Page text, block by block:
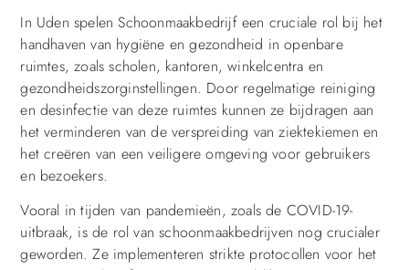
In Uden spelen Schoonmaakbedrijf een cruciale rol bij het
handhaven van hygiëne en gezondheid in openbare
ruimtes, zoals scholen, kantoren, winkelcentra en
gezondheidszorginstellingen. Door regelmatige reiniging
en desinfectie van deze ruimtes kunnen ze bijdragen aan
het verminderen van de verspreiding van ziektekiemen en
het creëren van een veiligere omgeving voor gebruikers
en bezoekers.
Vooral in tijden van pandemieën, zoals de COVID-19-
uitbraak, is de rol van schoonmaakbedrijven nog crucialer
geworden. Ze implementeren strikte protocollen voor het